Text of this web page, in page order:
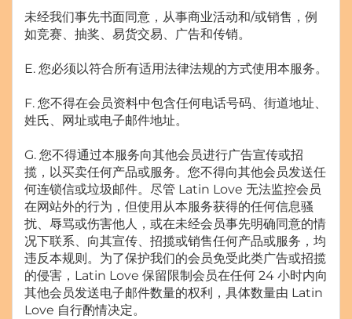
未经我们事先书面同意，从事商业活动和/或销售，例
如竞赛、抽奖、易货交易、广告和传销。
E. 您必须以符合所有适用法律法规的方式使用本服务。
F. 您不得在会员资料中包含任何电话号码、街道地址、
姓氏、网址或电子邮件地址。
G. 您不得通过本服务向其他会员进行广告宣传或招
揽，以买卖任何产品或服务。您不得向其他会员发送任
何连锁信或垃圾邮件。尽管 Latin Love 无法监控会员
在网站外的行为，但使用从本服务获得的任何信息骚
扰、辱骂或伤害他人，或在未经会员事先明确同意的情
况下联系、向其宣传、招揽或销售任何产品或服务，均
违反本规则。为了保护我们的会员免受此类广告或招揽
的侵害，Latin Love 保留限制会员在任何 24 小时内向
其他会员发送电子邮件数量的权利，具体数量由 Latin
Love 自行酌情决定。